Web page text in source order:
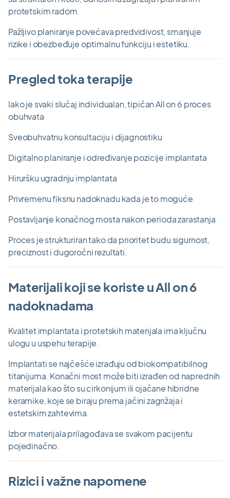
protetskim radom.
Pažljivo planiranje povećava predvidivost, smanjuje
rizike i obezbeđuje optimalnu funkciju i estetiku.
Pregled toka terapije
Iako je svaki slučaj individualan, tipičan All on 6 proces
obuhvata
Sveobuhvatnu konsultaciju i dijagnostiku
Digitalno planiranje i određivanje pozicije implantata
Hiruršku ugradnju implantata
Privremenu fiksnu nadoknadu kada je to moguće
Postavljanje konačnog mosta nakon perioda zarastanja
Proces je strukturiran tako da prioritet budu sigurnost,
preciznost i dugoročni rezultati.
Materijali koji se koriste u All on 6
nadoknadama
Kvalitet implantata i protetskih materijala ima ključnu
ulogu u uspehu terapije.
Implantati se najčešće izrađuju od biokompatibilnog
titanijuma. Konačni most može biti izrađen od naprednih
materijala kao što su cirkonijum ili ojačane hibridne
keramike, koje se biraju prema jačini zagrižaja i
estetskim zahtevima.
Izbor materijala prilagođava se svakom pacijentu
pojedinačno.
Rizici i važne napomene